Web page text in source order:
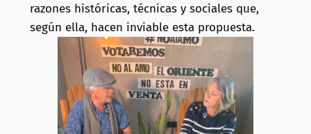
razones históricas, técnicas y sociales que,
según ella, hacen inviable esta propuesta.